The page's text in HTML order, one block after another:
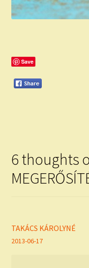
Save
6 thoughts
TAKÁCS KÁROLYNÉ
2013-06-17